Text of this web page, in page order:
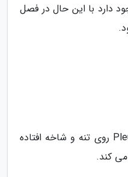
دارد با این حال در فصل
قارچ صدفی Pleurotus ostreatus روی تنه و شاخه افتاده
می کند.